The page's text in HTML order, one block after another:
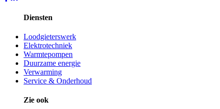
Diensten
Loodgieterswerk
Elektrotechniek
Warmtepompen
Duurzame energie
Verwarming
Service & Onderhoud
Zie ook